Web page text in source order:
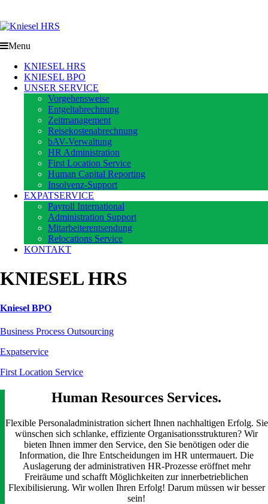
Menu
KNIESEL HRS
KNIESEL BPO
UNSER SERVICE
Vorgehensweise
Entgeltabrechnung
Zeitmanagement
Reisekostenabrechnung
bAV-Verwaltung
HR Administration
First Location Service
Human Capital Reporting
Insolvenz-Support
EXPATSERVICE
Payroll International
Administration Support
Mitarbeiterentsendung
Relocations Service
KONTAKT
KNIESEL HRS
Kniesel BPO
Business Process Outsourcing
Expatservice
First Location Service
Human Resources Services.
Flexible Personaladministration sichert Ihnen nachhaltigen Erfolg. Sie
wünschen sich schlanke, effiziente Organisationsstrukturen? Wir
bieten Ihnen immer den Service, den Sie benötigen oder die
Information, die Ihre Entscheidungen im HR untermauert. Die
Auslagerung der administrativen HR-Prozesse eröffnet mehr
Freiräume und schafft Möglichkeiten zur innerbetrieblichen
Flexibilisierung. Wir wollen Ihren Erfolg! Darum müssen wir besser
sein!